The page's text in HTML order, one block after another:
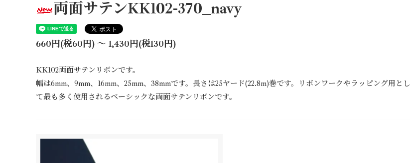
両面サテンKK102-370_navy
660円(税60円) 〜 1,430円(税130円)
KK102両面サテンリボンです。
幅は6mm、9mm、16mm、25mm、38mmです。長さは25ヤード(22.8m)巻です。リボンワークやラッピング用とし
て最も多く使用されるベーシックな両面サテンリボンです。